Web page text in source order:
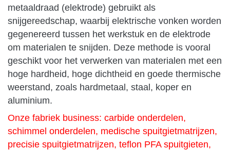
metaaldraad (elektrode) gebruikt als
snijgereedschap, waarbij elektrische vonken worden
gegenereerd tussen het werkstuk en de elektrode
om materialen te snijden. Deze methode is vooral
geschikt voor het verwerken van materialen met een
hoge hardheid, hoge dichtheid en goede thermische
weerstand, zoals hardmetaal, staal, koper en
aluminium.
Onze fabriek business: carbide onderdelen,
schimmel onderdelen, medische spuitgietmatrijzen,
precisie spuitgietmatrijzen, teflon PFA spuitgieten,